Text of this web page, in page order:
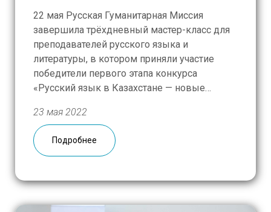
22 мая Русская Гуманитарная Миссия
завершила трёхдневный мастер-класс для
преподавателей русского языка и
литературы, в котором приняли участие
победители первого этапа конкурса
«Русский язык в Казахстане — новые
Русского дома в Нур-Султане. Открыла
образовательный курс вводная лекция
Александра Коротышева, директора
литературы (МАПРЯЛ), проректора […]
23 мая 2022
Подробнее